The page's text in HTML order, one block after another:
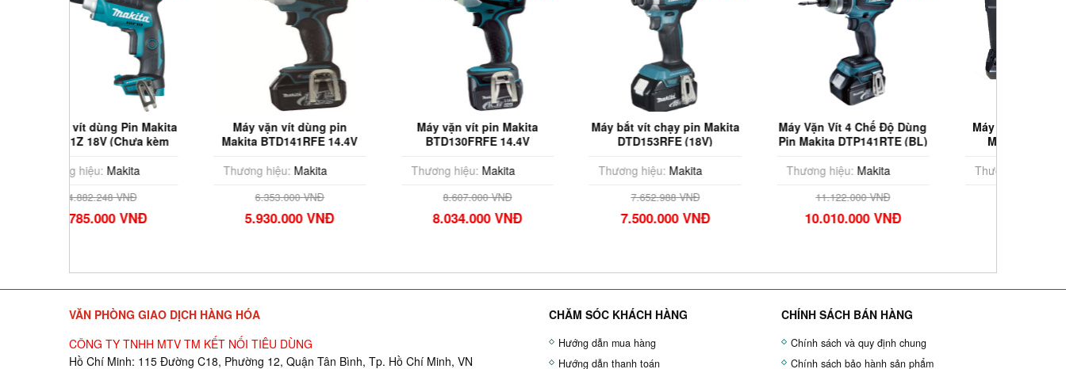
Máy vặn vít dùng pin
Makita BTD141RFE 14.4V
Thương hiệu:
6.353.000 VNĐ
5.930.000 VNĐ
Máy vặn vít pin Makita
BTD130FRFE 14.4V
Thương hiệu:
8.607.000 VNĐ
8.034.000 VNĐ
Máy bắt vít chạy pin Makita
DTD153RFE (18V)
Thương hiệu:
7.652.988 VNĐ
7.500.000 VNĐ
Máy Vặn Vít 4 Chế Độ Dùng
Pin Makita DTP141RTE (BL)
Thương hiệu:
11.122.000 VNĐ
10.010.000 VNĐ
Máy vặn vít dùng pin 18V
Makita M6901DWEB
Thương hiệu:
3.011.000 VNĐ
2.710.000 VNĐ
VĂN PHÒNG GIAO DỊCH HÀNG HÓA
CÔNG TY TNHH MTV TM KẾT NỐI TIÊU DÙNG
Hồ Chí Minh: 115 Đường C18, Phường 12, Quận Tân Bình, Tp. Hồ Chí Minh, VN
CHĂM SÓC KHÁCH HÀNG
Hướng dẫn mua hàng
Hướng dẫn thanh toán
CHÍNH SÁCH BÁN HÀNG
Chính sách và quy định chung
Chính sách bảo hành sản phẩm